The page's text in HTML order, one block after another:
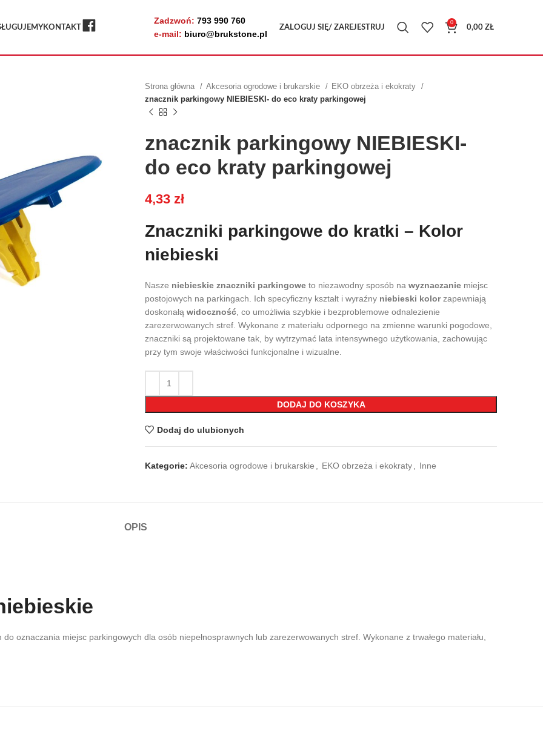
KONTAKT
Zadzwoń: 793 990 760
e-mail: biuro@brukstone.pl
ZALOGUJ SIĘ/ ZAREJESTRUJ
0
0,00 ZŁ
Strona główna Akcesoria ogrodowe i brukarskie
EKO obrzeża i ekokraty
znacznik parkingowy NIEBIESKI- do eco kraty parkingowej
znacznik parkingowy NIEBIESKI-
do eco kraty parkingowej
4,33 zł
Znaczniki parkingowe do kratki – Kolor
niebieski
Nasze niebieskie znaczniki parkingowe to niezawodny sposób na wyznaczanie miejsc
postojowych na parkingach. Ich specyficzny kształt i wyraźny niebieski kolorzapewniają
doskonałą widoczność , co umożliwia szybkie i bezproblemowe odnalezienie
zarezerwowanych stref. Wykonane z materiału odpornego na zmienne warunki pogodowe,
znaczniki są projektowane tak, by wytrzymać lata intensywnego użytkowania, zachowując
przy tym swoje właściwości funkcjonalne i wizualne.
DODAJ DO KOSZYKA
Dodaj do ulubionych
Kategorie: Akcesoria ogrodowe i brukarskie EKO obrzeża i ekokraty Inne
OPIS
oznaczania miejsc parkingowych dla osób niepełnosprawnych lub zarezerwowanych stref. Wykonane z trwałego materiału,